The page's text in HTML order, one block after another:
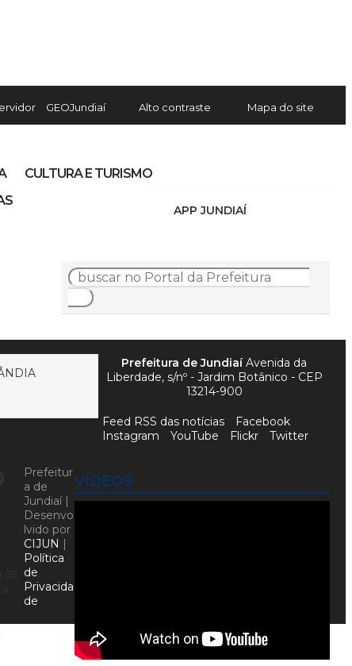
GEOJundiaí Alto contraste Mapa do site
APP JUNDIAÍ
CULTURA E TURISMO
VÍDEOS
Prefeitura de JundiaíAvenida da
Liberdade, s/nº - Jardim Botânico - CEP
13214-900
Feed RSS das notícias
Facebook
Instagram
YouTube Flickr Twitter
Prefeitur
a de
Jundiaí |
Desenvo
lvido por
CIJUN |
Política
de
Privacida
de